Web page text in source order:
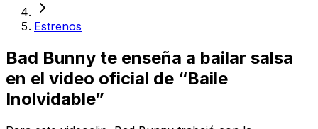
Estrenos
Bad Bunny te enseña a bailar salsa
en el video oficial de “Baile
Inolvidable”